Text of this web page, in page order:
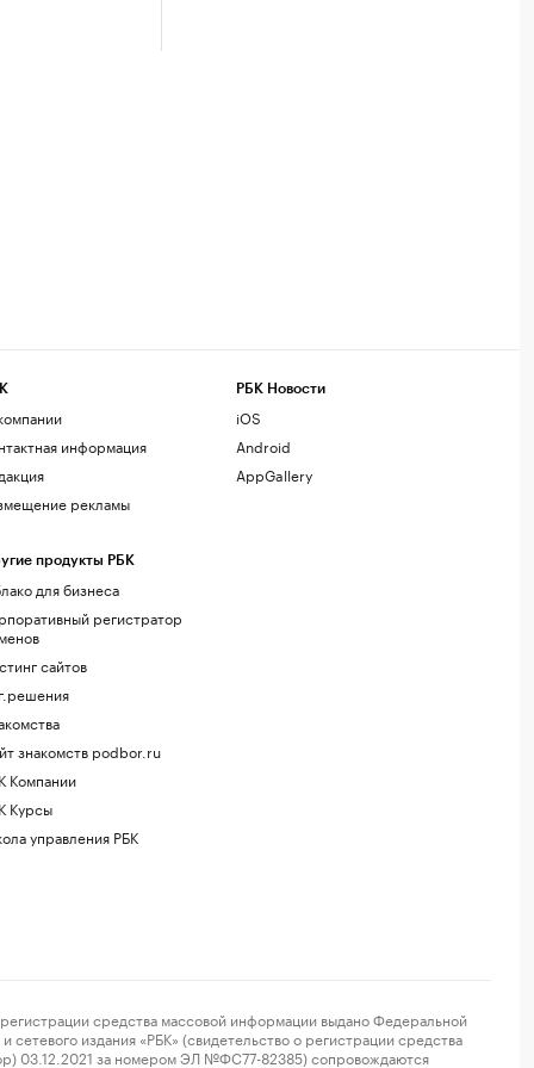
информация
рекламы
продукты РБК
для бизнеса
регистратор
сайтов
знакомств podbor.ru
Компании
Курсы
управления РБК
РБК Новости
iOS
Android
AppGallery
средства массовой информации выдано Федеральной
издания «РБК» (свидетельство о регистрации средства
03.12.2021 за номером ЭЛ №ФС77-82385) сопровождаются